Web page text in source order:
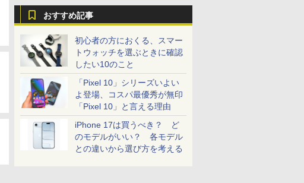
おすすめ記事
初心者の方におくる、スマー
トウォッチを選ぶときに確認
したい10のこと
「Pixel 10」シリーズいよい
よ登場、コスパ最優秀が無印
「Pixel 10」と言える理由
iPhone 17は買うべき？ ど
のモデルがいい？ 各モデル
との違いから選び方を考える